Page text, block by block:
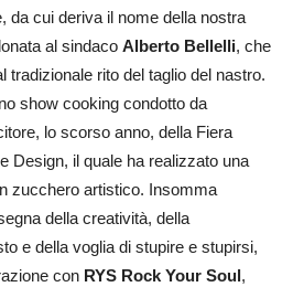
da cui deriva il nome della nostra
al sindaco Alberto Bellelli, che
tradizionale rito del taglio del nastro.
show cooking condotto da
lo scorso anno, della Fiera
Design, il quale ha realizzato una
zucchero artistico. Insomma
della creatività, della
e della voglia di stupire e stupirsi,
con RYS Rock Your Soul,